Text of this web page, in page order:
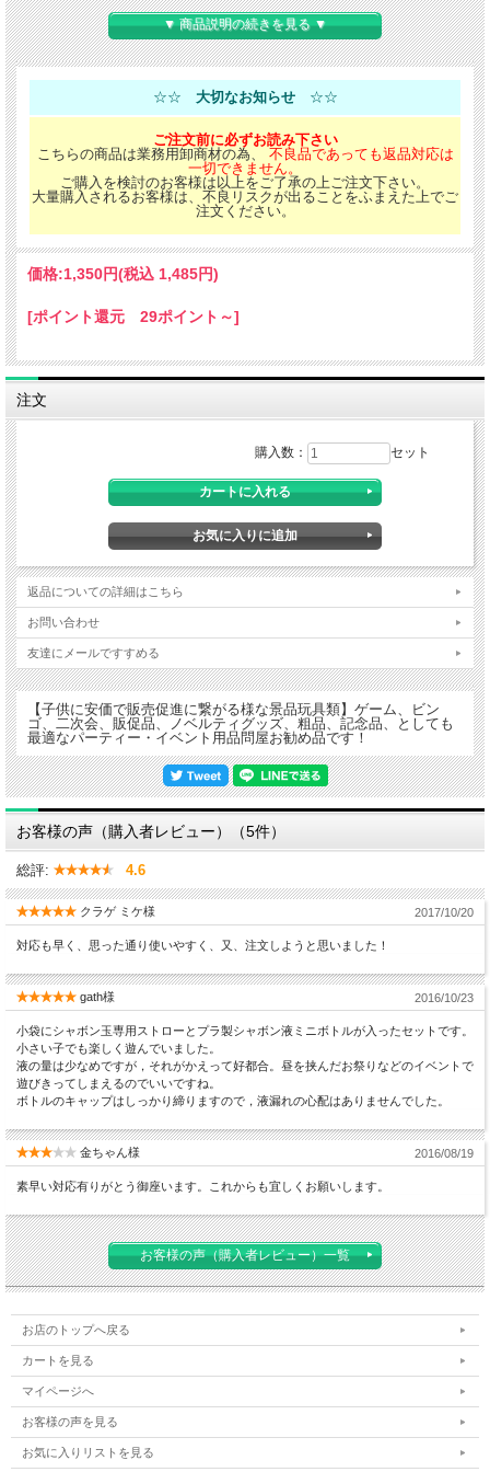
■商品容器サイズ高さ約７．７×横約２．８×厚み２．８cm
（包装袋サイズ１６．５×７cm ヘッター部分含）
■１個あたりの単価は税別27円です。
▼ 商品説明の続きを見る ▼
☆☆ 大切なお知らせ☆☆
ご注文前に必ずお読み下さい
こちらの商品は業務用卸商材の為、
不良品であっても返品対応は
一切できません。
ご購入を検討のお客様は以上をご了承の上ご注文下さい。
大量購入されるお客様は、不良リスクが出ることをふまえた上でご
注文ください。
価格:1,350円(税込 1,485円)
[ポイント還元 29ポイント～]
注文
購入数： セット
返品についての詳細はこちら
お問い合わせ
友達にメールですすめる
【子供に安価で販売促進に繋がる様な景品玩具類】ゲーム、ビン
ゴ、二次会、販促品、ノベルティグッズ、粗品、記念品、としても
最適なパーティー・イベント用品問屋お勧め品です！
お客様の声（購入者レビュー）（5件）
総評: 4.6
クラゲ ミケ様 2017/10/20
対応も早く、思った通り使いやすく、又、注文しようと思いました！
gath様 2016/10/23
小袋にシャボン玉専用ストローとプラ製シャボン液ミニボトルが入ったセットです。
小さい子でも楽しく遊んでいました。
液の量は少なめですが，それがかえって好都合。昼を挟んだお祭りなどのイベントで
遊びきってしまえるのでいいですね。
ボトルのキャップはしっかり締りますので，液漏れの心配はありませんでした。
金ちゃん様 2016/08/19
素早い対応有りがとう御座います。これからも宜しくお願いします。
お客様の声（購入者レビュー）一覧
お店のトップへ戻る
カートを見る
マイページへ
お客様の声を見る
お気に入りリストを見る